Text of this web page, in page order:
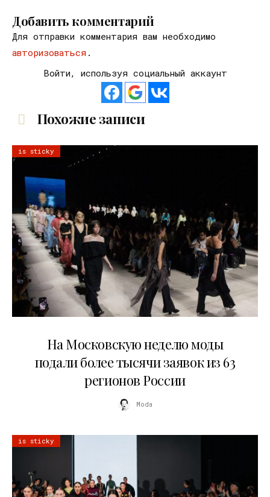
Добавить комментарий
Для отправки комментария вам необходимо
авторизоваться .
Войти, используя социальный аккаунт
Похожие записи
is sticky
На Московскую неделю моды
подали более тысячи заявок из 63
регионов России
Moda
is sticky